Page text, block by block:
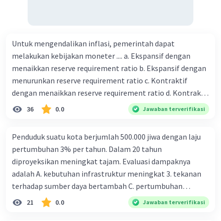
Untuk mengendalikan inflasi, pemerintah dapat
melakukan kebijakan moneter .... a. Ekspansif dengan
menaikkan reserve requirement ratio b. Ekspansif dengan
menurunkan reserve requirement ratio c. Kontraktif
dengan menaikkan reserve requirement ratio d. Kontraktif
dengan menurunkan reserve requirement ratio e.
Ekspansif dengan menaikkan tingkat diskonto Bila Bank
ceteris paribus maka .... a. Menimbulkan inflasi di mana
bentuk kurva jumlah uang beredar (penawaran uang) naik
dari kiri bawah ke kanan atas b. Menimbulkan deflasi di
mana bentuk kurva jumlah uang beredar (penawaran
uang) naik dari kiri bawah ke kanan atas c. Tingkat bunga
meningkat di mana bentuk kurva jumlah uang beredar
36 0.0 Jawaban terverifikasi
Penduduk suatu kota berjumlah 500.000 jiwa dengan laju
pertumbuhan 3% per tahun. Dalam 20 tahun
diproyeksikan meningkat tajam. Evaluasi dampaknya
adalah A. kebutuhan infrastruktur meningkat 3. tekanan
terhadap sumber daya bertambah C. pertumbuhan
eksponensial berdampak jangka panjang D. tidak
memengaruhi tata ruang E. proyeksi penduduk penting
21 0.0 Jawaban terverifikasi